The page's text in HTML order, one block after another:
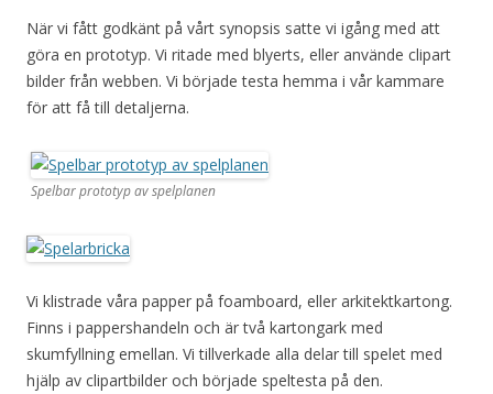
När vi fått godkänt på vårt synopsis satte vi igång med att
göra en prototyp. Vi ritade med blyerts, eller använde clipart
bilder från webben. Vi började testa hemma i vår kammare
för att få till detaljerna.
Spelbar prototyp av spelplanen
Vi klistrade våra papper på foamboard, eller arkitektkartong.
Finns i pappershandeln och är två kartongark med
skumfyllning emellan. Vi tillverkade alla delar till spelet med
hjälp av clipartbilder och började speltesta på den.